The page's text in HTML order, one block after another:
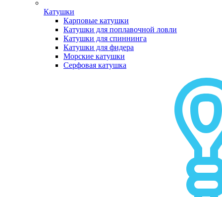
Катушки
Карповые катушки
Катушки для поплавочной ловли
Катушки для спиннинга
Катушки для фидера
Морские катушки
Серфовая катушка